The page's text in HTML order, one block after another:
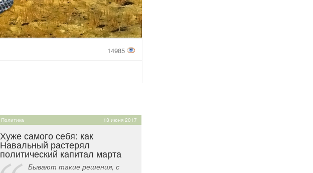
14985
Политика 13 июня 2017
Хуже самого себя: как
Навальный растерял
политический капитал марта
Бывают такие решения, с